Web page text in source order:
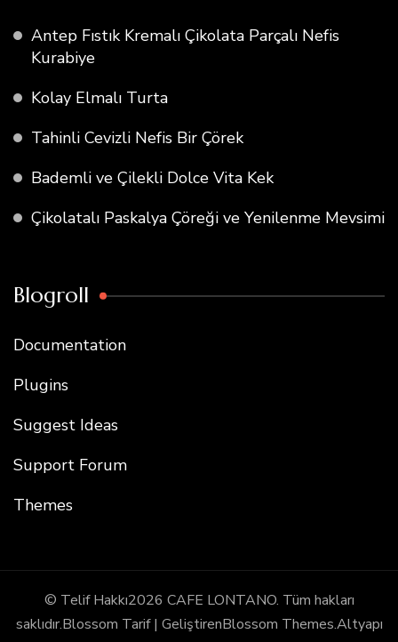
Antep Fıstık Kremalı Çikolata Parçalı Nefis
Kurabiye
Kolay Elmalı Turta
Tahinli Cevizli Nefis Bir Çörek
Bademli ve Çilekli Dolce Vita Kek
Çikolatalı Paskalya Çöreği ve Yenilenme Mevsimi
Blogroll
Documentation
Plugins
Suggest Ideas
Support Forum
Themes
© Telif Hakkı2026 CAFE LONTANO. Tüm hakları
saklıdır.Blossom Tarif | GeliştirenBlossom Themes.Altyapı